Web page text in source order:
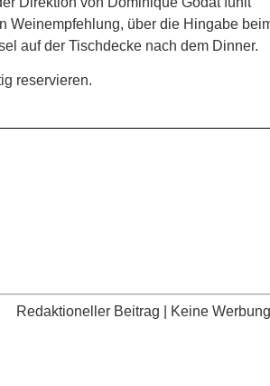
Weinempfehlung, über die Hingabe
auf der Tischdecke nach dem Dinner.
reservieren.
Redaktioneller Beitrag | Keine Werbung